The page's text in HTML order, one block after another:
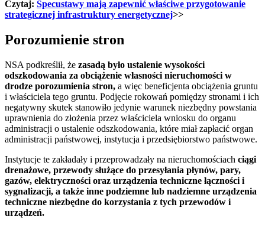
Czytaj: Specustawy mają zapewnić właściwe przygotowanie
strategicznej infrastruktury energetycznej>>
Porozumienie stron
NSA podkreślił, że zasadą było ustalenie wysokości
odszkodowania za obciążenie własności nieruchomości w
drodze porozumienia stron, a więc beneficjenta obciążenia gruntu
i właściciela tego gruntu. Podjęcie rokowań pomiędzy stronami i ich
negatywny skutek stanowiło jedynie warunek niezbędny powstania
uprawnienia do złożenia przez właściciela wniosku do organu
administracji o ustalenie odszkodowania, które miał zapłacić organ
administracji państwowej, instytucja i przedsiębiorstwo państwowe.
Instytucje te zakładały i przeprowadzały na nieruchomościach ciągi
drenażowe, przewody służące do przesyłania płynów, pary,
gazów, elektryczności oraz urządzenia techniczne łączności i
sygnalizacji, a także inne podziemne lub nadziemne urządzenia
techniczne niezbędne do korzystania z tych przewodów i
urządzeń.